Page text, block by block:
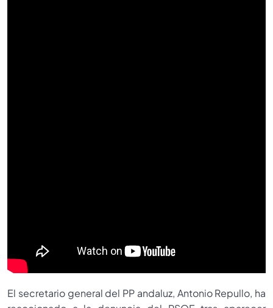
El secretario general del PP andaluz, Antonio Repullo, ha